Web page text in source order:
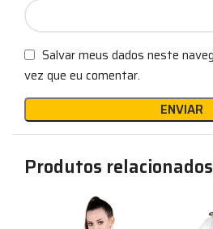
Salvar meus dados neste
vez que eu comentar.
Produtos relacionados